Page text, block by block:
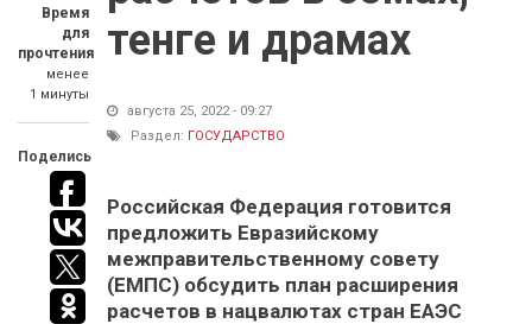
Время
для
прочтения
менее
1 минуты
Поделись
тенге и драмах
августа 25, 2022 - 09:27
Раздел: ГОСУДАРСТВО
Российская Федерация готовится
предложить Евразийскому
межправительственному совету
(ЕМПС) обсудить план расширения
расчетов в нацвалютах стран ЕАЭС